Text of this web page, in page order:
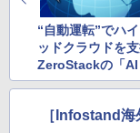
“自動運転”でハイ
ッドクラウドを
ZeroStackの「AI
e」
［Infostand